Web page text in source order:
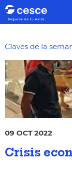
Claves de la
09 OCT 2022
Crisis